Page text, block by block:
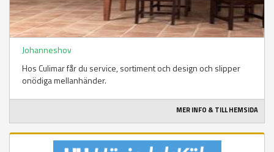
Johanneshov
Hos Culimar får du service, sortiment och design och slipper
onödiga mellanhänder.
MER INFO & TILL HEMSIDA